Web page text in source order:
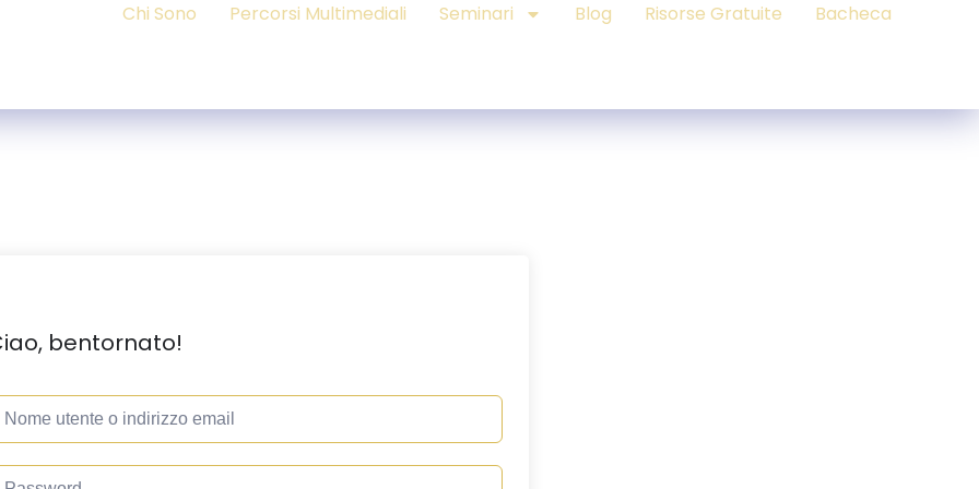
Chi Sono Percorsi Multimediali Seminari Blog Risorse Gratuite Bacheca
bentornato!